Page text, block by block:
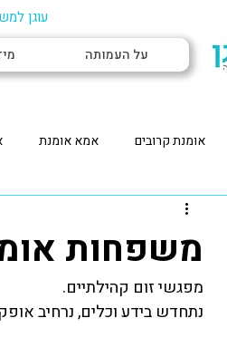
עוגן
על העמותה
אמא אומנת אומנת קרובים
חוק האומנה
לגדל ילד עם פוסט טראומה
משפחות
מפגשי זום קהילתיים.
נתחדש בידע וכלים, נרחיב